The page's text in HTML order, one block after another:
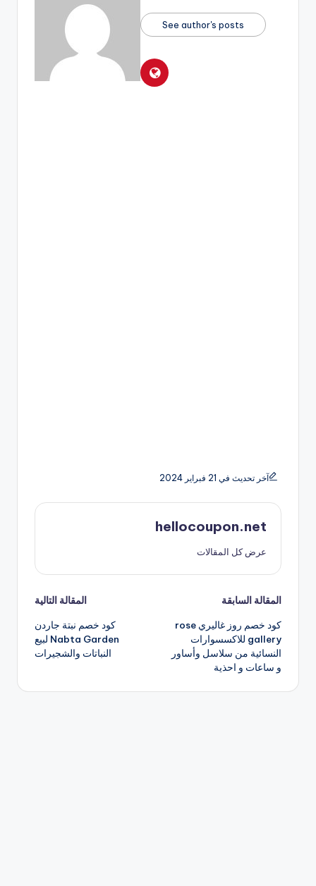
See author's posts
آخر تحديث في 21 فبراير 2024
hellocoupon.net
عرض كل المقالات
تصفّح
المقالات
المقالة السابقة
كود خصم روز غاليري rose
gallery للاكسسوارات
النسائية من سلاسل وأساور
و ساعات و احذية
المقالة التالية
كود خصم نبتة جاردن
Nabta Garden لبيع
النباتات والشجيرات